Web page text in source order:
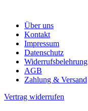
Über uns
Kontakt
Impressum
Datenschutz
Widerrufsbelehrung
AGB
Zahlung & Versand
Vertrag widerrufen